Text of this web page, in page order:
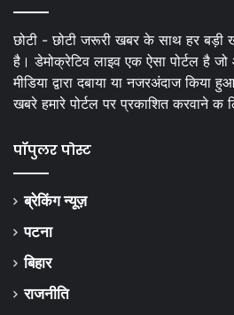
छोटी - छोटी जरूरी खबर के साथ हर बड़ी
है। डेमोक्रेटिव लाइव एक ऐसा पोर्टल है
मीडिया द्वारा दबाया या नजरअंदाज
खबरे हमारे पोर्टल पर प्रकाशित करवाने क
पॉपुलर पोस्ट
ब्रेकिंग न्यूज़
पटना
बिहार
राजनीति